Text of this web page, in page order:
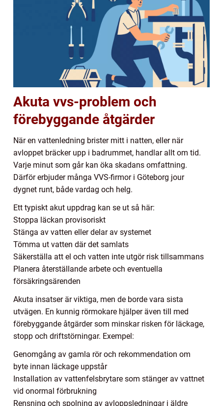
Akuta vvs-problem och
förebyggande åtgärder
När en vattenledning brister mitt i natten, eller när
avloppet bräcker upp i badrummet, handlar allt om tid.
Varje minut som går kan öka skadans omfattning.
Därför erbjuder många VVS-firmor i Göteborg jour
dygnet runt, både vardag och helg.
Ett typiskt akut uppdrag kan se ut så här:
Stoppa läckan provisoriskt
Stänga av vatten eller delar av systemet
Tömma ut vatten där det samlats
Säkerställa att el och vatten inte utgör risk tillsammans
Planera återställande arbete och eventuella
försäkringsärenden
Akuta insatser är viktiga, men de borde vara sista
utvägen. En kunnig rörmokare hjälper även till med
förebyggande åtgärder som minskar risken för läckage,
stopp och driftstörningar. Exempel:
Genomgång av gamla rör och rekommendation om
byte innan läckage uppstår
Installation av vattenfelsbrytare som stänger av vattnet
vid onormal förbrukning
Rensning och spolning av avloppsledningar i äldre